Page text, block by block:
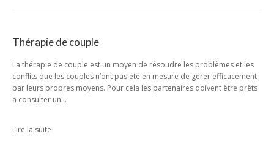
Thérapie de couple
La thérapie de couple est un moyen de résoudre les problèmes et les
conflits que les couples n’ont pas été en mesure de gérer efficacement
par leurs propres moyens. Pour cela les partenaires doivent être prêts
a consulter un…
Lire la suite